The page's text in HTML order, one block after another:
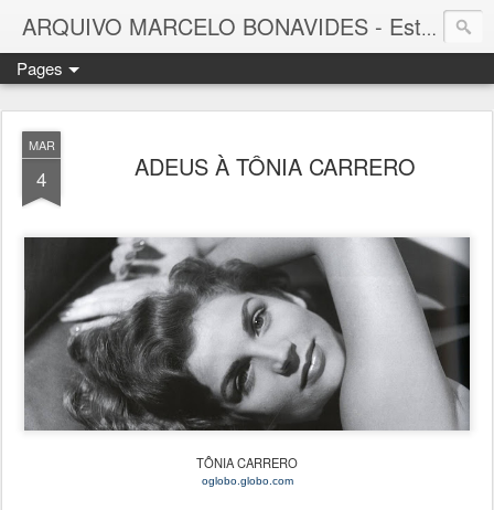
ARQUIVO MARCELO BONAVIDES - Estrelas que nunca se Apagam -
Pages
MAR
4 ADEUS À TÔNIA CARRERO
TÔNIA CARRERO
oglobo.globo.com